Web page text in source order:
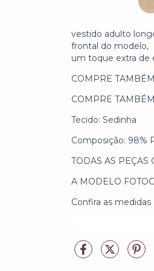
vestido adulto
frontal do modelo,
um toque extra de
COMPRE
COMPRE
Tecido: Sedinha
Composição: 98%
TODAS AS PEÇAS
A MODELO
Confira as